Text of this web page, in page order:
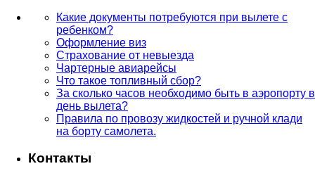
Какие документы потребуются при вылете с
ребенком?
Оформление виз
Страхование от невыезда
Чартерные авиарейсы
Что такое топливный сбор?
За сколько часов необходимо быть в аэропорту в
день вылета?
Правила по провозу жидкостей и ручной клади
на борту самолета.
Контакты